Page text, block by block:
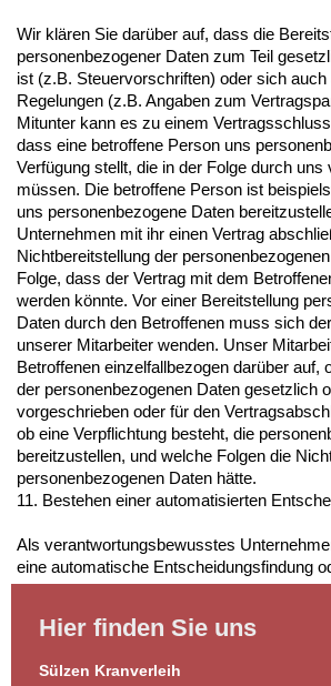
Wir klären Sie darüber auf, dass die
personenbezogener Daten zum Teil
ist (z.B. Steuervorschriften) oder sich
Regelungen (z.B. Angaben zum
Mitunter kann es zu einem
dass eine betroffene Person uns
Verfügung stellt, die in der Folge durch uns
müssen. Die betroffene Person ist
uns personenbezogene Daten
Unternehmen mit ihr einen Vertrag
Nichtbereitstellung der
Folge, dass der Vertrag mit dem
werden könnte. Vor einer Bereitstellung
Daten durch den Betroffenen muss sich
unserer Mitarbeiter wenden. Unser
Betroffenen einzelfallbezogen darüber auf,
der personenbezogenen Daten gesetzlich
vorgeschrieben oder für den
ob eine Verpflichtung besteht, die
bereitzustellen, und welche Folgen die
personenbezogenen Daten hätte.
11. Bestehen einer automatisierten
Als verantwortungsbewusstes
eine automatische Entscheidungsfindung
Hier finden Sie uns
Sülzen Kranverleih